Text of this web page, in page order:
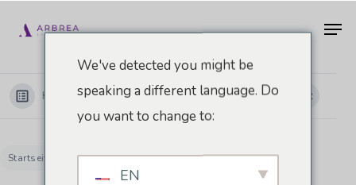
Hauptinhalt
Kategorien anzeigen
Startseite Dokumente myArbrea So beantragen Sie die Aktivierung von myArbrea
We've detected you might be
speaking a different language. Do
you want to change to:
EN